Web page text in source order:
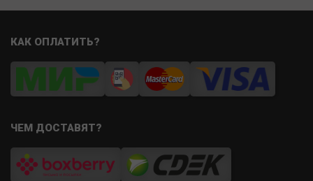
КАК ОПЛАТИТЬ?
ЧЕМ ДОСТАВЯТ?